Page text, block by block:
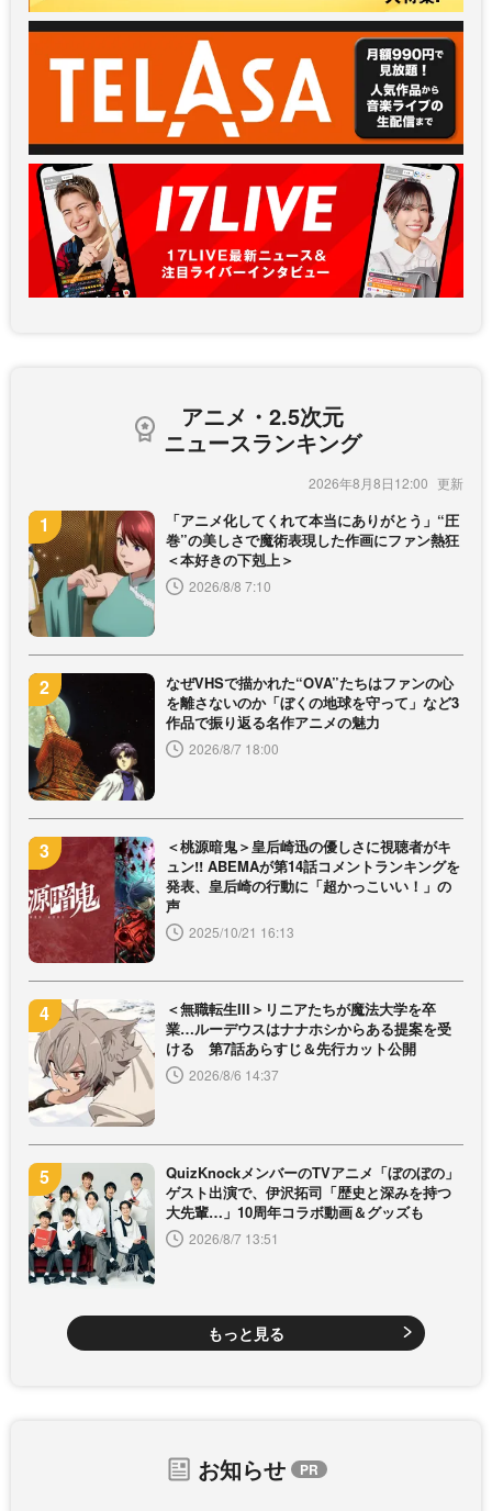
アニメ・2.5次元
ニュースランキング
2026年8月8日12:00
「アニメ化してくれて本当にありがとう」“圧
巻”の美しさで魔術表現した作画にファン熱狂
＜本好きの下剋上＞
2026/8/8 7:10
なぜVHSで描かれた“OVA”たちはファンの心
を離さないのか「ぼくの地球を守って」など3
作品で振り返る名作アニメの魅力
2026/8/7 18:00
＜桃源暗鬼＞皇后崎迅の優しさに視聴者がキ
ュン!! ABEMAが第14話コメントランキングを
発表、皇后崎の行動に「超かっこいい！」の
声
2025/10/21 16:13
＜無職転生III＞リニアたちが魔法大学を卒
業…ルーデウスはナナホシからある提案を受
ける 第7話あらすじ＆先行カット公開
2026/8/6 14:37
QuizKnockメンバーのTVアニメ「ぼのぼの」
ゲスト出演で、伊沢拓司「歴史と深みを持つ
大先輩…」10周年コラボ動画＆グッズも
2026/8/7 13:51
もっと見る
お知らせ